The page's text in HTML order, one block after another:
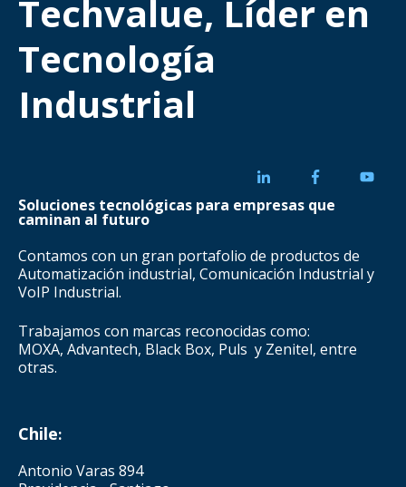
Techvalue, Líder en
Tecnología
Industrial
Soluciones tecnológicas para empresas que
caminan al futuro
Contamos con un gran portafolio de productos de
Automatización industrial, Comunicación Industrial y
VoIP Industrial.
Trabajamos con marcas reconocidas como:
MOXA, Advantech, Black Box, Puls y Zenitel, entre
otras.
Chile:
Antonio Varas 894